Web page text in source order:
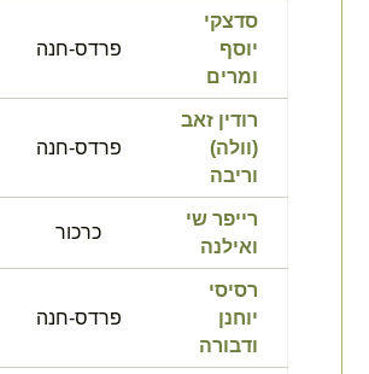
סדצקי
יוסף
ומרים
פרדס-חנה
רודין זאב
(וולה)
וריבה
פרדס-חנה
רייפר שי
ואילנה
כרכור
רסיסי
יוחנן
ודבורה
פרדס-חנה